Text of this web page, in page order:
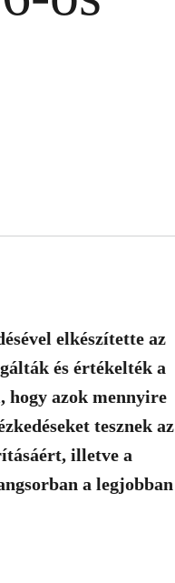
elkészítette az
és értékelték a
hogy azok mennyire
tesznek az
illetve a
a legjobban